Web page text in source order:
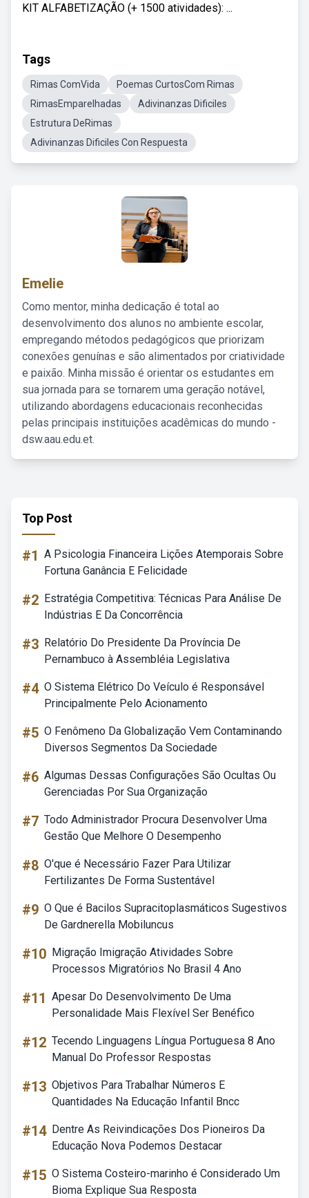
KIT ALFABETIZAÇÃO (+ 1500 atividades): ...
Tags
Rimas ComVida
Poemas CurtosCom Rimas
RimasEmparelhadas
Adivinanzas Dificiles
Estrutura DeRimas
Adivinanzas Dificiles Con Respuesta
Emelie
Como mentor, minha dedicação é total ao
desenvolvimento dos alunos no ambiente escolar,
empregando métodos pedagógicos que priorizam
conexões genuínas e são alimentados por criatividade
e paixão. Minha missão é orientar os estudantes em
sua jornada para se tornarem uma geração notável,
utilizando abordagens educacionais reconhecidas
pelas principais instituições acadêmicas do mundo -
dsw.aau.edu.et.
Top Post
#1 A Psicologia Financeira Lições Atemporais Sobre
Fortuna Ganância E Felicidade
#2 Estratégia Competitiva: Técnicas Para Análise De
Indústrias E Da Concorrência
#3 Relatório Do Presidente Da Província De
Pernambuco à Assembléia Legislativa
#4 O Sistema Elétrico Do Veículo é Responsável
Principalmente Pelo Acionamento
#5 O Fenômeno Da Globalização Vem Contaminando
Diversos Segmentos Da Sociedade
#6 Algumas Dessas Configurações São Ocultas Ou
Gerenciadas Por Sua Organização
#7 Todo Administrador Procura Desenvolver Uma
Gestão Que Melhore O Desempenho
#8 O'que é Necessário Fazer Para Utilizar
Fertilizantes De Forma Sustentável
#9 O Que é Bacilos Supracitoplasmáticos Sugestivos
De Gardnerella Mobiluncus
#10 Migração Imigração Atividades Sobre
Processos Migratórios No Brasil 4 Ano
#11 Apesar Do Desenvolvimento De Uma
Personalidade Mais Flexível Ser Benéfico
#12 Tecendo Linguagens Língua Portuguesa 8 Ano
Manual Do Professor Respostas
#13 Objetivos Para Trabalhar Números E
Quantidades Na Educação Infantil Bncc
#14 Dentre As Reivindicações Dos Pioneiros Da
Educação Nova Podemos Destacar
#15 O Sistema Costeiro-marinho é Considerado Um
Bioma Explique Sua Resposta